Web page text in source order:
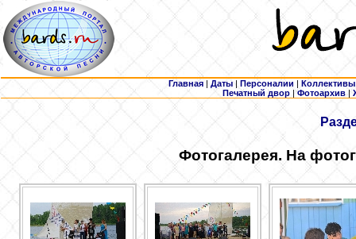
Главная | Даты | Персоналии | Коллективы
Печатный двор |Фотоархив |
Фотогалерея. На